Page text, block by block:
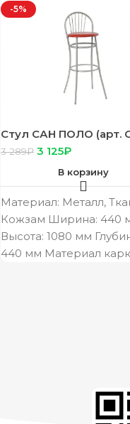
-5%
Стул САН ПОЛО (арт.
цвет металлик,
3 289₽ 3 125₽
В корзину
Материал: Металл,
Кожзам Ширина: 440
Высота: 1080 мм
440 мм Материал